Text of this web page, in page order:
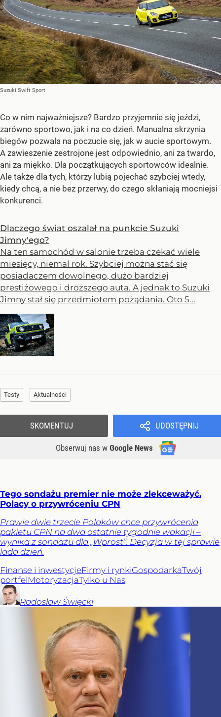
Suzuki Swift Sport
Co w nim najważniejsze? Bardzo przyjemnie się jeździ,
zarówno sportowo, jak i na co dzień. Manualna skrzynia
biegów pozwala na poczucie się, jak w aucie sportowym.
A zawieszenie zestrojone jest odpowiednio, ani za twardo,
ani za miękko. Dla początkujących sportowców idealnie.
Ale także dla tych, którzy lubią pojechać szybciej wtedy,
kiedy chcą, a nie bez przerwy, do czego skłaniają mocniejsi
konkurenci.
Dlaczego świat oszalał na punkcie Suzuki
Jimny'ego?
Na ten samochód w salonie trzeba czekać wiele
miesięcy, niemal rok. Szybciej można stać się
posiadaczem dowolnego, dużo bardziej
prestiżowego i droższego auta. A jednak to Suzuki
Jimny stał się przedmiotem pożądania. Oto 5...
Testy Aktualności
UDOSTĘPNIJ
Obserwuj nas w Google News
SKOMENTUJ
Tego sondażu premier nie może zlekceważyć.
Polacy o przywróceniu CPN
Prawie dwie trzecie Polaków chce przywrócenia
pakietu CPN na dwa ostatnie tygodnie wakacji –
wynika z sondażu dla „Wprost”. Decyzja w tej sprawie
lada dzień.
Finanse i inwestycjeFirmy i rynkiGospodarkaTwój
portfelMotoryzacjaTylko u Nas
Radosław Święcki